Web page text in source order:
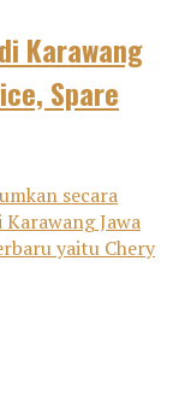
Karawang
Spare
secara
Jawa
yaitu Chery